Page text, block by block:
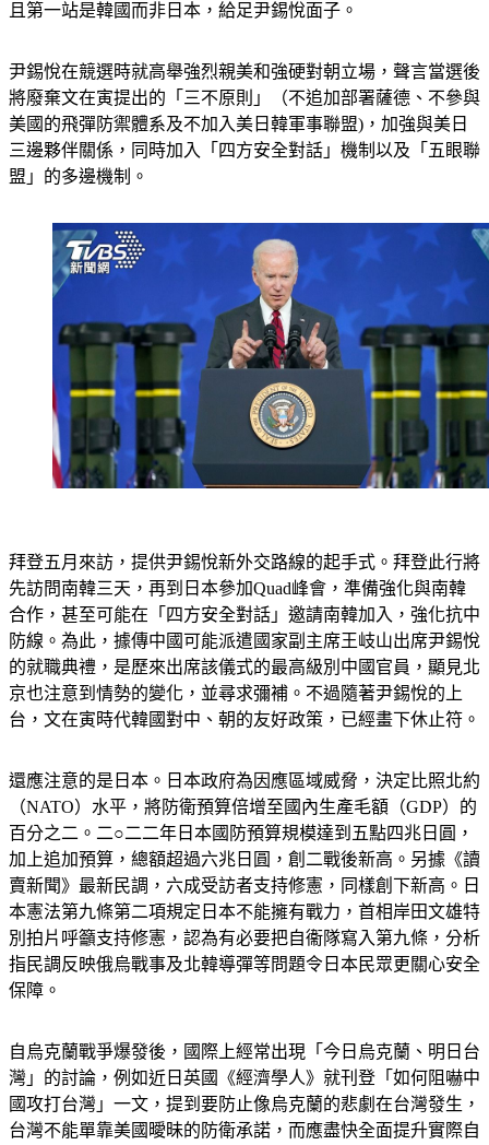
且第一站是韓國而非日本，給足尹錫悅面子。
尹錫悅在競選時就高舉強烈親美和強硬對朝立場，聲言當選後
將廢棄文在寅提出的「三不原則」（不追加部署薩德、不參與
美國的飛彈防禦體系及不加入美日韓軍事聯盟)，加強與美日
三邊夥伴關係，同時加入「四方安全對話」機制以及「五眼聯
盟」的多邊機制。
拜登五月來訪，提供尹錫悅新外交路線的起手式。拜登此行將
先訪問南韓三天，再到日本參加Quad峰會，準備強化與南韓
合作，甚至可能在「四方安全對話」邀請南韓加入，強化抗中
防線。為此，據傳中國可能派遣國家副主席王岐山出席尹錫悅
的就職典禮，是歷來出席該儀式的最高級別中國官員，顯見北
京也注意到情勢的變化，並尋求彌補。不過隨著尹錫悅的上
台，文在寅時代韓國對中、朝的友好政策，已經畫下休止符。
還應注意的是日本。日本政府為因應區域威脅，決定比照北約
（NATO）水平，將防衛預算倍增至國內生產毛額（GDP）的
百分之二。二○二二年日本國防預算規模達到五點四兆日圓，
加上追加預算，總額超過六兆日圓，創二戰後新高。另據《讀
賣新聞》最新民調，六成受訪者支持修憲，同樣創下新高。日
本憲法第九條第二項規定日本不能擁有戰力，首相岸田文雄特
別拍片呼籲支持修憲，認為有必要把自衞隊寫入第九條，分析
指民調反映俄烏戰事及北韓導彈等問題令日本民眾更關心安全
保障。
自烏克蘭戰爭爆發後，國際上經常出現「今日烏克蘭、明日台
灣」的討論，例如近日英國《經濟學人》就刊登「如何阻嚇中
國攻打台灣」一文，提到要防止像烏克蘭的悲劇在台灣發生，
台灣不能單靠美國曖昧的防衛承諾，而應盡快全面提升實際自